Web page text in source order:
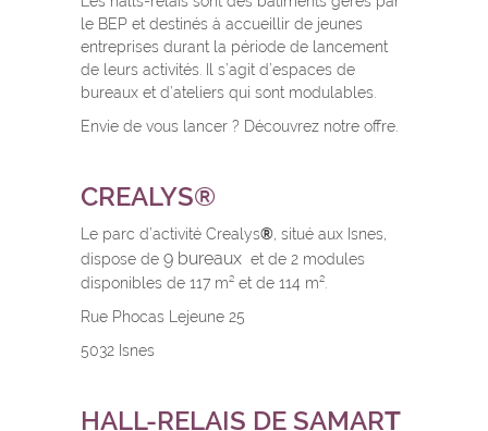
le BEP et destinés à accueillir de jeunes
entreprises durant la période de lancement
de leurs activités. Il s’agit d’espaces de
bureaux et d’ateliers qui sont modulables.
Envie de vous lancer ? Découvrez notre offre.
CREALYS®
Le parc d’activité Crealys® , situé aux Isnes,
dispose de 9 bureaux et de 2 modules
disponibles de 117 m² et de 114 m².
Rue Phocas Lejeune 25
5032 Isnes
HALL-RELAIS DE SAMART